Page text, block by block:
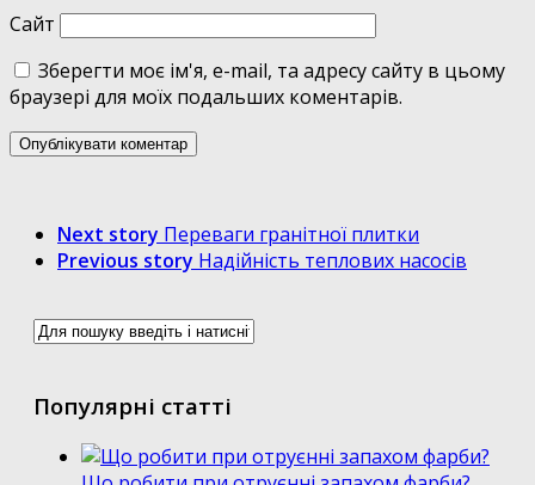
Сайт
Зберегти моє ім'я, e-mail, та адресу сайту в цьому
браузері для моїх подальших коментарів.
Next story Переваги гранітної плитки
Previous story Надійність теплових насосів
Популярні статті